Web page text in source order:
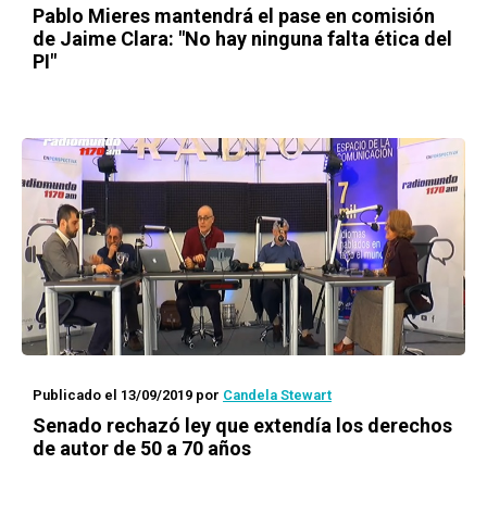
Pablo Mieres mantendrá el pase en comisión
de Jaime Clara: "No hay ninguna falta ética del
PI"
Publicado el 13/09/2019 por Candela Stewart
Senado rechazó ley que extendía los derechos
de autor de 50 a 70 años